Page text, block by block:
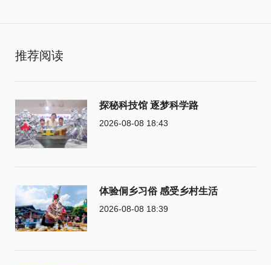
推荐阅读
探秘科技馆 逐梦科学路
2026-08-08 18:43
体验侗乡习俗 感受乡村生活
2026-08-08 18:39